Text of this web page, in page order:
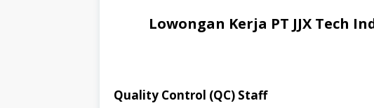
Lowongan Kerja PT JJX Tech
Quality Control (QC) Staff